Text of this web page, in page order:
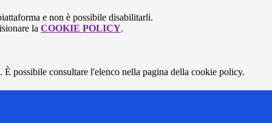
e non è possibile disabilitarli.
la COOKIE POLICY.
possibile consultare l'elenco nella pagina della cookie policy.